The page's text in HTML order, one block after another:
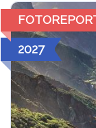
2027